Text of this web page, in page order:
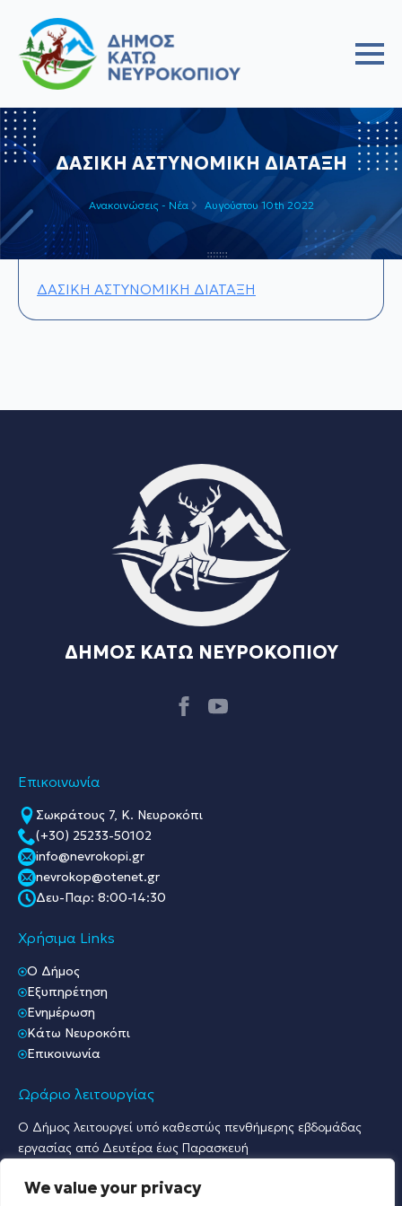
We value your privacy
ΔΑΣΙΚΗ ΑΣΤΥΝΟΜΙΚΗ ΔΙΑΤΑΞΗ
Ανακοινώσεις - Νέα Αυγούστου 10th 2022
ΔΑΣΙΚΗ ΑΣΤΥΝΟΜΙΚΗ ΔΙΑΤΑΞΗ
ΔΗΜΟΣ ΚΑΤΩ ΝΕΥΡΟΚΟΠΙΟΥ
Επικοινωνία
Σωκράτους 7, Κ. Νευροκόπι
(+30) 25233-50102
info@nevrokopi.gr
nevrokop@otenet.gr
Δευ-Παρ: 8:00-14:30
Χρήσιμα Links
O Δήμος
Εξυπηρέτηση
Ενημέρωση
Κάτω Νευροκόπι
Επικοινωνία
Ωράριο λειτουργίας
Ο Δήμος λειτουργεί υπό καθεστώς πενθήμερης εβδομάδας
εργασίας από Δευτέρα έως Παρασκευή
Γραφείο Πρωτοκόλλου & Γραφεία Υποδοχής Πολιτών: